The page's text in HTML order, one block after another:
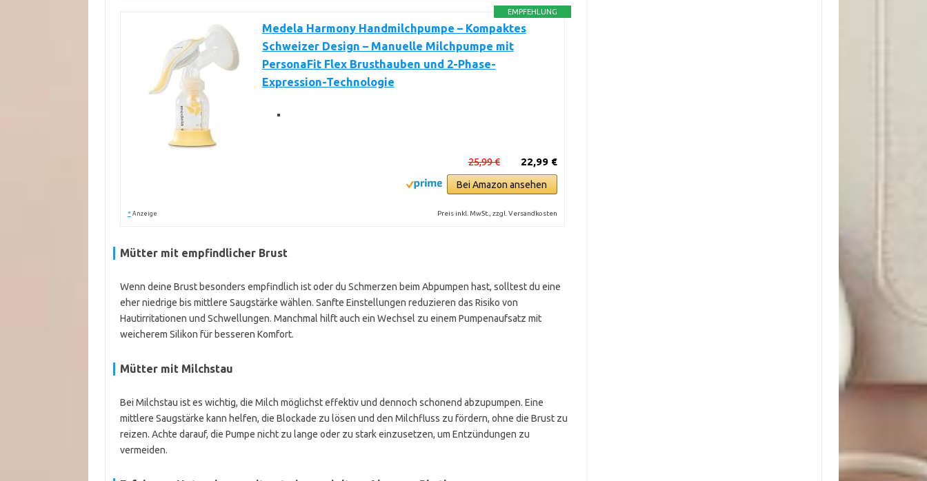
EMPFEHLUNG
Medela Harmony Handmilchpumpe – Kompaktes
Schweizer Design – Manuelle Milchpumpe mit
PersonaFit Flex Brusthauben und 2-Phase-
Expression-Technologie
22,99 €
25,99 €
Bei Amazon ansehen
* Anzeige Preis inkl. MwSt., zzgl. Versandkosten
Mütter mit empfindlicher Brust
Wenn deine Brust besonders empfindlich ist oder du Schmerzen beim Abpumpen hast, solltest du eine
eher niedrige bis mittlere Saugstärke wählen. Sanfte Einstellungen reduzieren das Risiko von
Hautirritationen und Schwellungen. Manchmal hilft auch ein Wechsel zu einem Pumpenaufsatz mit
weicherem Silikon für besseren Komfort.
Mütter mit Milchstau
Bei Milchstau ist es wichtig, die Milch möglichst effektiv und dennoch schonend abzupumpen. Eine
mittlere Saugstärke kann helfen, die Blockade zu lösen und den Milchfluss zu fördern, ohne die Brust zu
reizen. Achte darauf, die Pumpe nicht zu lange oder zu stark einzusetzen, um Entzündungen zu
vermeiden.